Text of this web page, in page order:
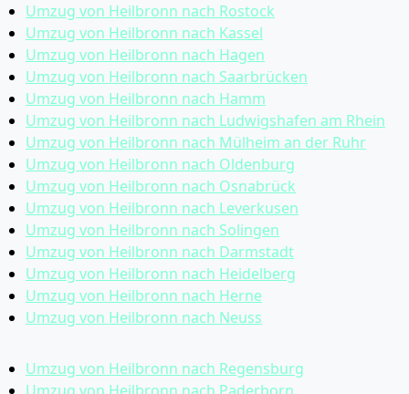
Umzug von Heilbronn nach Rostock
Umzug von Heilbronn nach Kassel
Umzug von Heilbronn nach Hagen
Umzug von Heilbronn nach Saarbrücken
Umzug von Heilbronn nach Hamm
Umzug von Heilbronn nach Ludwigshafen am Rhein
Umzug von Heilbronn nach Mülheim an der Ruhr
Umzug von Heilbronn nach Oldenburg
Umzug von Heilbronn nach Osnabrück
Umzug von Heilbronn nach Leverkusen
Umzug von Heilbronn nach Solingen
Umzug von Heilbronn nach Darmstadt
Umzug von Heilbronn nach Heidelberg
Umzug von Heilbronn nach Herne
Umzug von Heilbronn nach Neuss
Umzug von Heilbronn nach Regensburg